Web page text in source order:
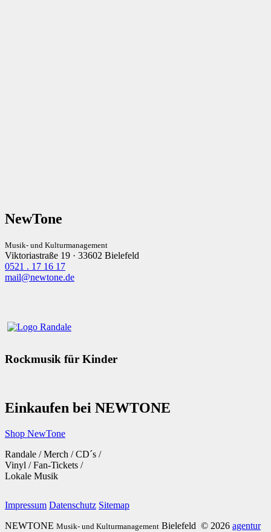
NewTone
Musik- und Kulturmanagement
Viktoriastraße 19 · 33602 Bielefeld
0521 . 17 16 17
mail@newtone.de
Rockmusik für Kinder
Einkaufen bei NEWTONE
Shop NewTone
Randale / Merch / CD´s /
Vinyl / Fan-Tickets /
Lokale Musik
Impressum Datenschutz Sitemap
NEWTONE Musik- und Kulturmanagement Bielefeld © 2026 agentur